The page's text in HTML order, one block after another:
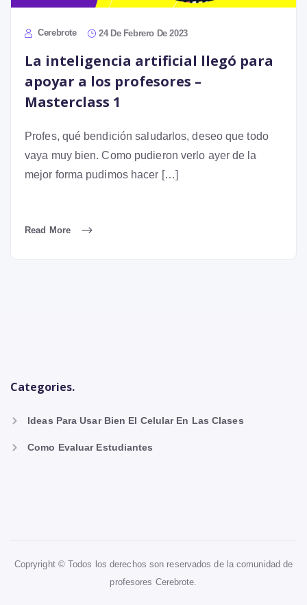
Cerebrote 24 De Febrero De 2023
La inteligencia artificial llegó para
apoyar a los profesores –
Masterclass 1
Profes, qué bendición saludarlos, deseo que todo
vaya muy bien. Como pudieron verlo ayer de la
mejor forma pudimos hacer […]
Read More
Categories.
Ideas Para Usar Bien El Celular En Las Clases
Como Evaluar Estudiantes
Copryright © Todos los derechos son reservados de la comunidad de
profesores Cerebrote.